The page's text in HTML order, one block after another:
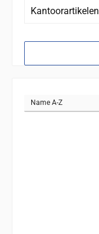
Kantoorartikelen